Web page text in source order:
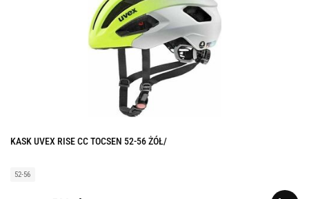
KASK UVEX RISE CC TOCSEN 52-56 ŻÓŁ/
52-56